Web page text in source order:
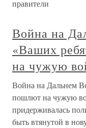
правители
Война на
«Ваших
на чужую
Война на Дальнем
пошлют на чужую
придерживалась
быть втянутой в